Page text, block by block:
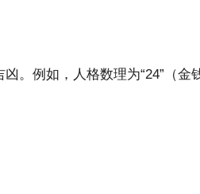
例如，人格数理为“24”（金